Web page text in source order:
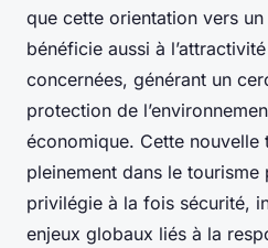
que cette orientation vers
bénéficie aussi à
concernées, générant un
protection de
économique. Cette nouvelle
pleinement dans le
privilégie à la fois sécurité,
enjeux globaux liés à la